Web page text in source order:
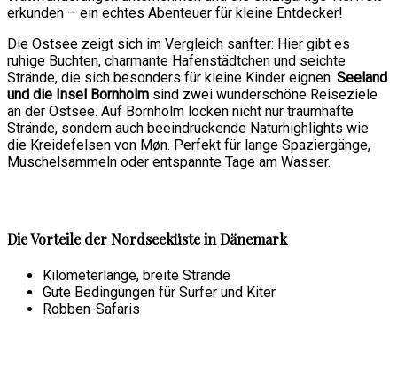
erkunden – ein echtes Abenteuer für kleine Entdecker!
Die Ostsee zeigt sich im Vergleich sanfter: Hier gibt es
ruhige Buchten, charmante Hafenstädtchen und seichte
Strände, die sich besonders für kleine Kinder eignen. Seeland
und die Insel Bornholm sind zwei wunderschöne Reiseziele
an der Ostsee. Auf Bornholm locken nicht nur traumhafte
Strände, sondern auch beeindruckende Naturhighlights wie
die Kreidefelsen von Møn. Perfekt für lange Spaziergänge,
Muschelsammeln oder entspannte Tage am Wasser.
Die Vorteile der Nordseeküste in Dänemark
Kilometerlange, breite Strände
Gute Bedingungen für Surfer und Kiter
Robben-Safaris